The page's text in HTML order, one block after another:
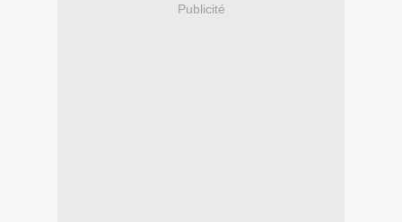
Publicité